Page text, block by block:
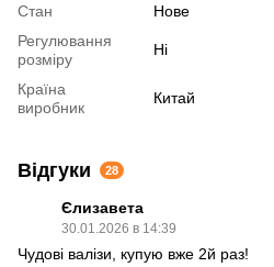
Стан
Нове
Регулювання
розміру
Ні
Країна
виробник
Китай
Відгуки 28
Єлизавета
30.01.2026 в 14:39
Чудові валізи, купую вже 2й раз!